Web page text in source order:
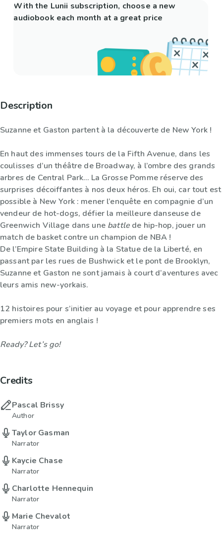
With the Lunii subscription, choose a new
audiobook each month at a great price
Description
Suzanne et Gaston partent à la découverte de New York !
En haut des immenses tours de la Fifth Avenue, dans les
coulisses d’un théâtre de Broadway, à l’ombre des grands
arbres de Central Park… La Grosse Pomme réserve des
surprises décoiffantes à nos deux héros. Eh oui, car tout est
possible à New York : mener l’enquête en compagnie d’un
vendeur de hot-dogs, défier la meilleure danseuse de
Greenwich Village dans une battlede hip-hop, jouer un
match de basket contre un champion de NBA !
De l’Empire State Building à la Statue de la Liberté, en
passant par les rues de Bushwick et le pont de Brooklyn,
Suzanne et Gaston ne sont jamais à court d’aventures avec
leurs amis new-yorkais.
12 histoires pour s’initier au voyage et pour apprendre ses
premiers mots en anglais !
Ready? Let’s go!
Credits
Pascal Brissy
Author
Taylor Gasman
Narrator
Kaycie Chase
Narrator
Charlotte Hennequin
Narrator
Marie Chevalot
Narrator